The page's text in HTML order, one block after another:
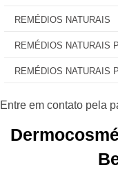
REMÉDIOS NATURAIS
REMÉDIOS NATURAIS
REMÉDIOS NATURAIS